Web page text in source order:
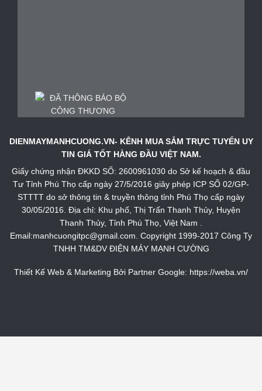
DIENMAYMANHCUONG.VN- KÊNH MUA SẮM TRỰC TUYẾN UY
TIN GIÁ TỐT HÀNG ĐẦU VIỆT NAM.
Giấy chứng nhận ĐKKD SỐ: 2600961030 do Sở kế hoạch & đầu
Tư Tỉnh Phú Thọ cấp ngày 27/5/2016 giây phép ICP SỐ 02/GP-
STTTT do sở thông tin & truyền thông tỉnh Phú Thọ cấp ngày
30/05/2016. Địa chỉ: Khu phố, Thị Trấn Thanh Thủy, Huyện
Thanh Thủy, Tỉnh Phú Thọ, Việt Nam .
Email:manhcuongitpc@gmail.com. Copyright 1999-2017 Công Ty
TNHH TM&DV ĐIỆN MÁY MẠNH CƯỜNG
Thiết Kế Web & Marketing Bởi Partner Google: https://weba.vn/